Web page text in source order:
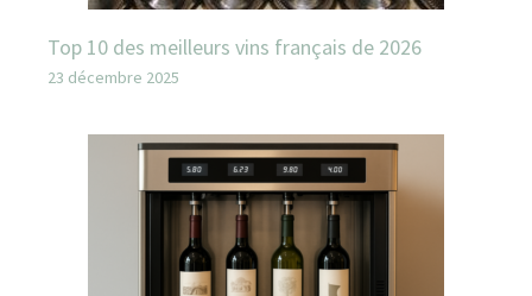
Top 10 des meilleurs vins français de 2026
23 décembre 2025